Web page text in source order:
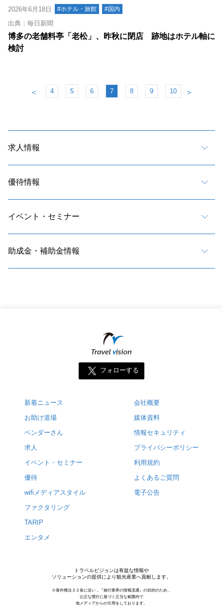
2026年6月18日 #ホテル・旅館 #国内
出典：毎日新聞
博多の老舗料亭「老松」、昨秋に閉店 跡地はホテル軸に
検討
＜ 4 5 6 7 8 9 10 ＞
求人情報
優待情報
イベント・セミナー
助成金・補助金情報
フォローする
新着ニュース
お助け道場
ベンダーさん
求人
イベント・セミナー
優待
wifiメディアスタイル
ファクタリング
TARIP
エンタメ
会社概要
媒体資料
情報セキュリティ
プライバシーポリシー
利用規約
よくあるご質問
電子公告
トラベルビジョンは有益な情報や
ソリューションの提供により観光産業へ貢献します。
※著作権法３２条に従い，『旅行業界の情報流通』の目的のため，
公正な慣行に基づく正当な範囲内で
他メディアからの引用をしております。